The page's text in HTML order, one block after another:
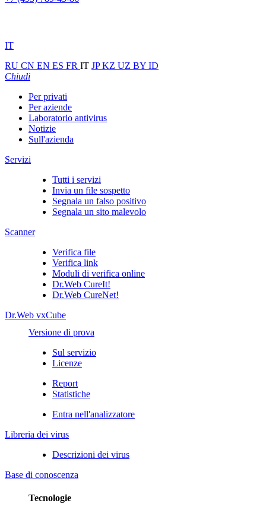
IT
RU CN EN ES FR IT JPKZ UZ BY ID
Chiudi
Per privati
Per aziende
Laboratorio antivirus
Notizie
Sull'azienda
Servizi
Tutti i servizi
Invia un file sospetto
Segnala un falso positivo
Segnala un sito malevolo
Scanner
Verifica file
Verifica link
Moduli di verifica online
Dr.Web CureIt!
Dr.Web CureNet!
Dr.Web vxCube
Versione di prova
Sul servizio
Licenze
Report
Statistiche
Entra nell'analizzatore
Libreria dei virus
Descrizioni dei virus
Base di conoscenza
Tecnologie